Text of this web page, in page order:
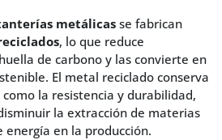
metálicas se fabrican
, lo que reduce
de carbono y las convierte en
El metal reciclado conserva
la resistencia y durabilidad,
la extracción de materias
energía en la producción.